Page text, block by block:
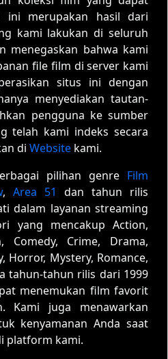
merupakan hasil dari
kami lakukan di seluruh
menegaskan bahwa kami
file film di server kami
situs ini dengan
menyediakan tautan-
pengguna ke sumber
telah kami indeks secara
di Website kami.
pilihan genre Film
, Area 51
dan tahun rilis
dalam layanan streaming
yang mencakup Action,
Comedy, Crime, Drama,
Horror, Mystery, Romance,
tahun-tahun rilis dari 1999
menemukan film favorit
Kami juga menawarkan
kenyamanan Anda saat
platform kami.